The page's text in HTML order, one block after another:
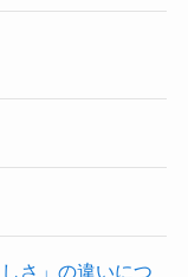
さ」の違いにつ